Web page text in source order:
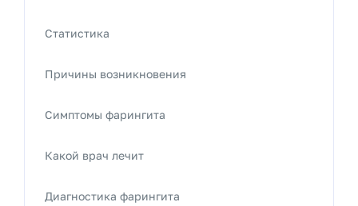
Статистика
Причины возникновения
Симптомы фарингита
Какой врач лечит
Диагностика фарингита